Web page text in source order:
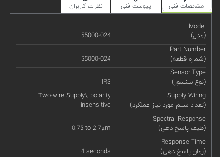
مشخصات فنی پیوست فنی نظرات کاربران
Model
(مدل)
55000-024
Part Number
(شماره قطعه)
55000-024
Sensor Type
(نوع سنسور)
IR3
Supply Wiring
(تعداد سیم مورد نیاز عملکرد)
Two-wire Supply\, polarity
insensitive
Spectral Response
(طیف پاسخ دهی)
0.75 to 2.7μm
Response Time
(زمان پاسخ دهی)
4 seconds